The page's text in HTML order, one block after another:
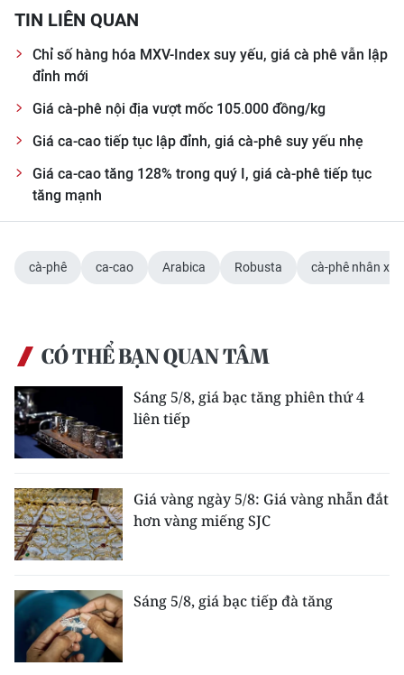
РУССКИЙ
ESPAÑOL
TIN LIÊN QUAN
Chỉ số hàng hóa MXV-Index suy yếu, giá cà phê vẫn lập
đỉnh mới
Giá cà-phê nội địa vượt mốc 105.000 đồng/kg
Giá ca-cao tiếp tục lập đỉnh, giá cà-phê suy yếu nhẹ
Giá ca-cao tăng 128% trong quý I, giá cà-phê tiếp tục
tăng mạnh
cà-phê ca-cao Arabica Robusta cà-phê nhân xô
CÓ THỂ BẠN QUAN TÂM
Sáng 5/8, giá bạc tăng phiên thứ 4
liên tiếp
Giá vàng ngày 5/8: Giá vàng nhẫn đắt
hơn vàng miếng SJC
Sáng 5/8, giá bạc tiếp đà tăng